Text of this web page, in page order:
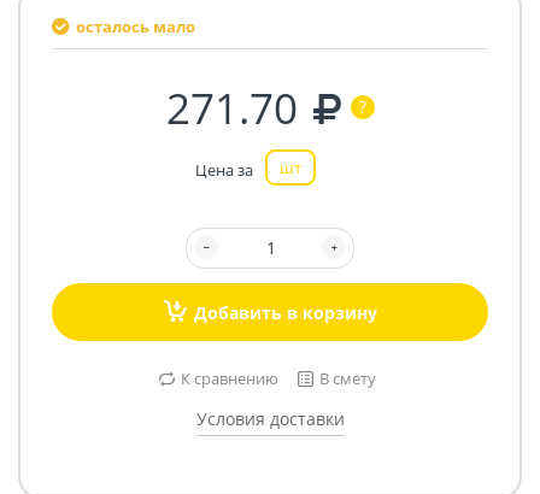
осталось мало
271.70
Цена за шт
Добавить в корзину
К сравнению В смету
Условия доставки